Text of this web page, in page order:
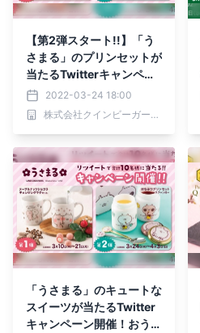
【第2弾スタート!!】「う
さまる」のプリンセットが
当たるTwitterキャンペー
ン♪おうちでほっこり癒し
のおやつタイム【スイーツ
ショップ Lady Bear】
2022-03-24 18:00
株式会社クインビーガーデン
「うさまる」のキュートな
スイーツが当たるTwitter
キャンペーン開催！おうち